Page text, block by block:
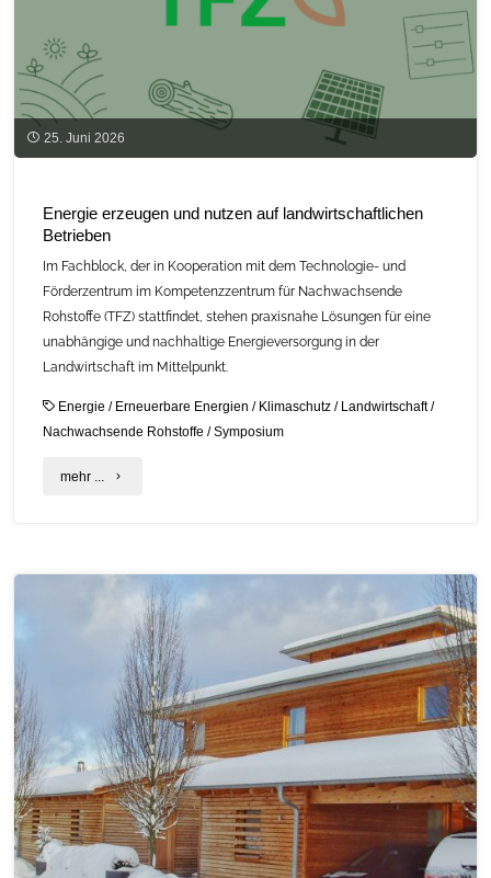
Entwicklung"
25. Juni 2026
Energie erzeugen und nutzen auf landwirtschaftlichen
Betrieben
Im Fachblock, der in Kooperation mit dem Technologie- und
Förderzentrum im Kompetenzzentrum für Nachwachsende
Rohstoffe (TFZ) stattfindet, stehen praxisnahe Lösungen für eine
unabhängige und nachhaltige Energieversorgung in der
Landwirtschaft im Mittelpunkt.
Energie / Erneuerbare Energien / Klimaschutz / Landwirtschaft/
Nachwachsende Rohstoffe /Symposium
mehr ... "Energie
landwirtschaftlichen
Betrieben"